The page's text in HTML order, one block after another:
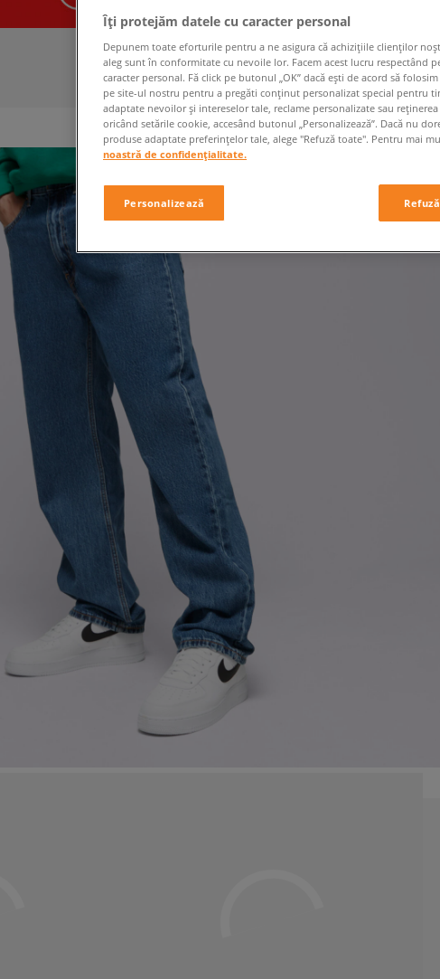
Îți protejăm datele cu caracter personal
Depunem toate eforturile pentru a ne asigura că achizițiile clienților
aleg sunt în conformitate cu nevoile lor. Facem acest lucru respectând
caracter personal. Fă click pe butonul „OK” dacă ești de acord să
pe site-ul nostru pentru a pregăti conținut personalizat special pentru
adaptate nevoilor și intereselor tale, reclame personalizate sau
oricând setările cookie, accesând butonul „Personalizează”. Dacă nu
produse adaptate preferințelor tale, alege "Refuză toate". Pentru mai
noastră de confidențialitate.
Personalizează